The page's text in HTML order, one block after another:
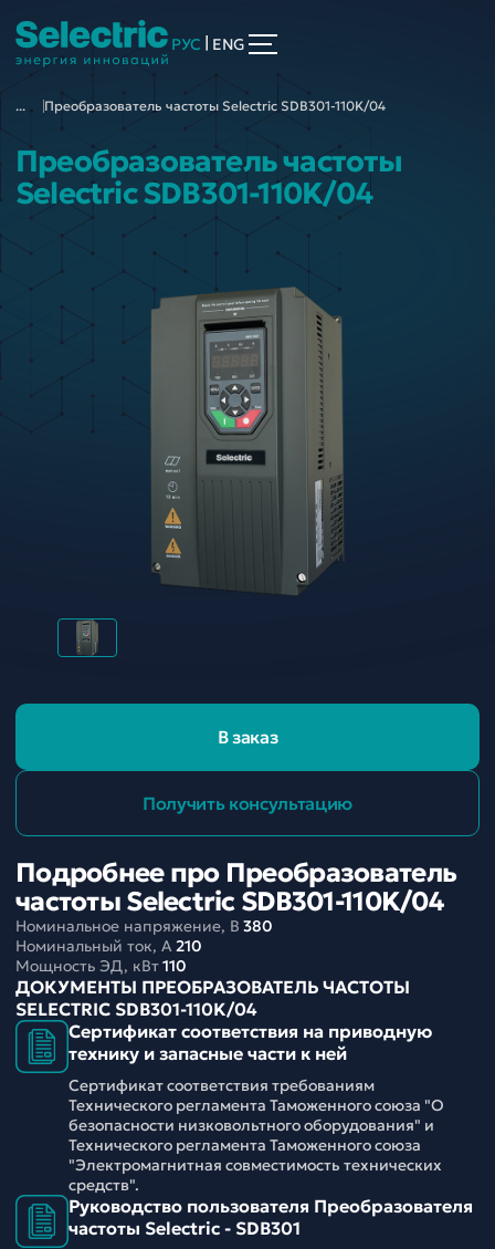
РУС ENG
... Преобразователь частоты Selectric SDB301-110K/04
Преобразователь частоты
Selectric SDB301-110K/04
В заказ
Получить консультацию
Подробнее про Преобразователь
частоты Selectric SDB301-110K/04
Номинальное напряжение, В 380
Номинальный ток, A210
Мощность ЭД, кВт110
ДОКУМЕНТЫ ПРЕОБРАЗОВАТЕЛЬ ЧАСТОТЫ
SELECTRIC SDB301-110K/04
Сертификат соответствия на приводную
технику и запасные части к ней
Сертификат соответствия требованиям
Технического регламента Таможенного союза "О
безопасности низковольтного оборудования" и
Технического регламента Таможенного союза
"Электромагнитная совместимость технических
средств".
Руководство пользователя Преобразователя
частоты Selectric - SDB301